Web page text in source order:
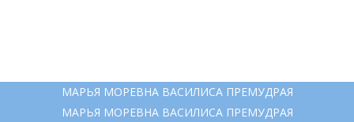
МАРЬЯ МОРЕВНА ВАСИЛИСА ПРЕМУДРАЯ
МАРЬЯ МОРЕВНА ВАСИЛИСА ПРЕМУДРАЯ